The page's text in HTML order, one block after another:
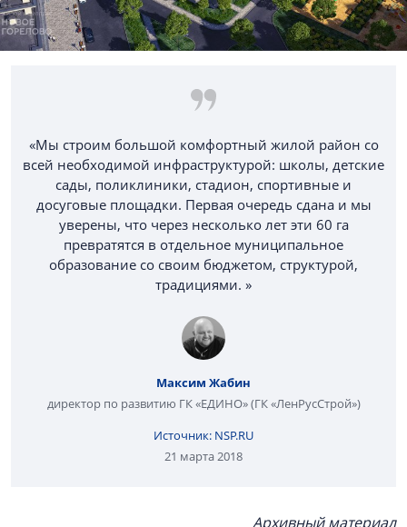
«Мы строим большой комфортный жилой район со
всей необходимой инфраструктурой: школы, детские
сады, поликлиники, стадион, спортивные и
досуговые площадки. Первая очередь сдана и мы
уверены, что через несколько лет эти 60 га
превратятся в отдельное муниципальное
образование со своим бюджетом, структурой,
традициями. »
Источник: NSP.RU
21 марта 2018
Максим Жабин
директор по развитию ГК «ЕДИНО» (ГК «ЛенРусСтрой»)
Архивный материал